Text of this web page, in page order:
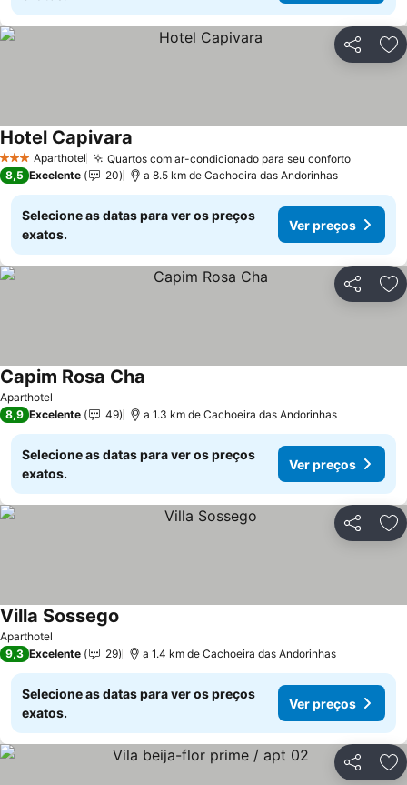
Partilhar
3 EstrelasAparthotel Quartos com ar-condicionado para seu conforto
Hotel Capivara
8,5 Excelente 20 a 8.5 km de Cachoeira das Andorinhas
Selecione as datas para ver os preços
exatos.
Ver preços
Partilhar
Aparthotel
Capim Rosa Cha
8,9 Excelente 49 a 1.3 km de Cachoeira das Andorinhas
Selecione as datas para ver os preços
exatos.
Ver preços
Partilhar
Aparthotel
Villa Sossego
9,3 Excelente 29 a 1.4 km de Cachoeira das Andorinhas
Selecione as datas para ver os preços
exatos.
Ver preços
Partilhar